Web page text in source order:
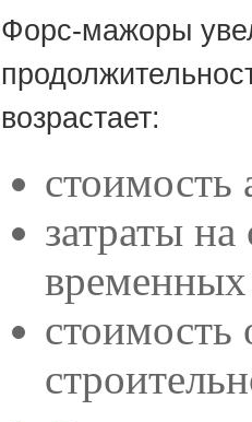
Форс-мажоры
возрастает:
стоимость
затраты
временных
стоимость